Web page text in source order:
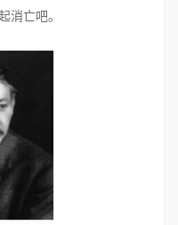
消亡吧。